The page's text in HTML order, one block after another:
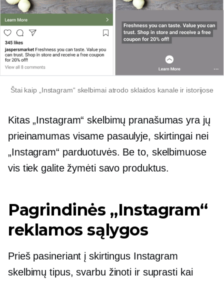
Štai kaip „Instagram“ skelbimai atrodo sklaidos kanale ir istorijose
Kitas „Instagram“ skelbimų pranašumas yra jų
prieinamumas visame pasaulyje, skirtingai nei
„Instagram“ parduotuvės. Be to, skelbimuose
vis tiek galite žymėti savo produktus.
Pagrindinės „Instagram“
reklamos sąlygos
Prieš pasineriant į skirtingus Instagram
skelbimų tipus, svarbu žinoti ir suprasti kai